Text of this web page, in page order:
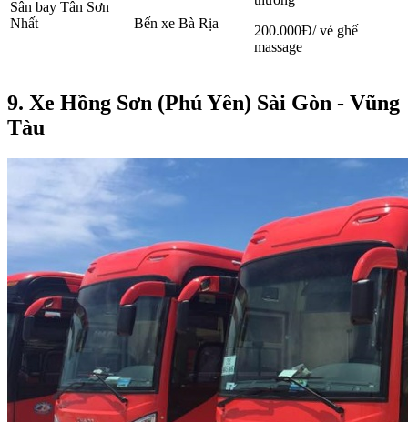
Sân bay Tân Sơn
Nhất
Bến xe Bà Rịa
200.000Đ/ vé ghế
massage
9. Xe Hồng Sơn (Phú Yên) Sài Gòn - Vũng
Tàu